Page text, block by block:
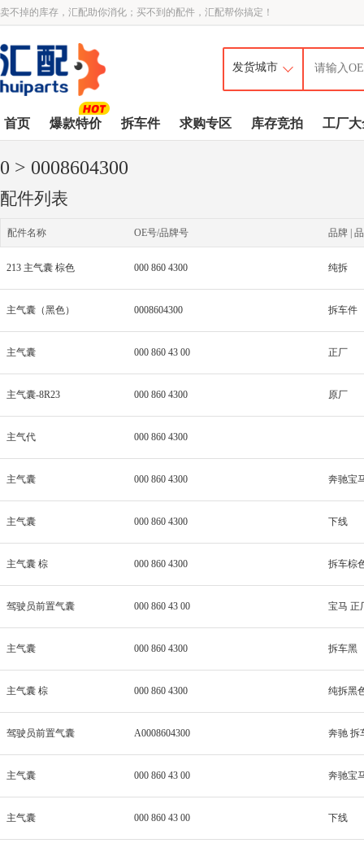
卖不掉的库存，汇配助你消化；买不到的配件，汇配帮你搞定！
首页 爆款特价 拆车件 求购专区 库存竞拍 工厂大
0 > 0008604300
配件列表
配件名称 OE号/品牌号 品牌 |
213 主气囊 棕色 000 860 4300 纯拆
主气囊（黑色） 0008604300 拆车件
主气囊 000 860 43 00 正厂
主气囊-8R23 000 860 4300 原厂
主气代 000 860 4300
主气囊 000 860 4300 奔驰宝
主气囊 000 860 4300 下线
主气囊 棕 000 860 4300 拆车棕
驾驶员前置气囊 000 860 43 00 宝马 正
主气囊 000 860 4300 拆车黑
主气囊 棕 000 860 4300 纯拆黑
驾驶员前置气囊 A0008604300 奔驰 拆
主气囊 000 860 43 00 奔驰宝
主气囊 000 860 43 00 下线